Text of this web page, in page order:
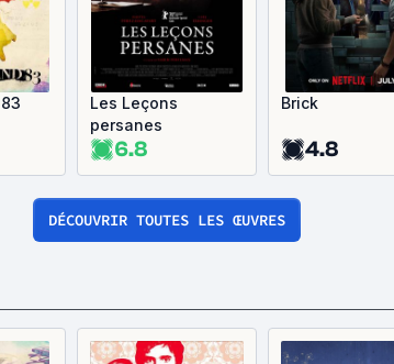
Les Leçons
persanes
6.8
Brick
4.8
DÉCOUVRIR TOUTES LES ŒUVRES